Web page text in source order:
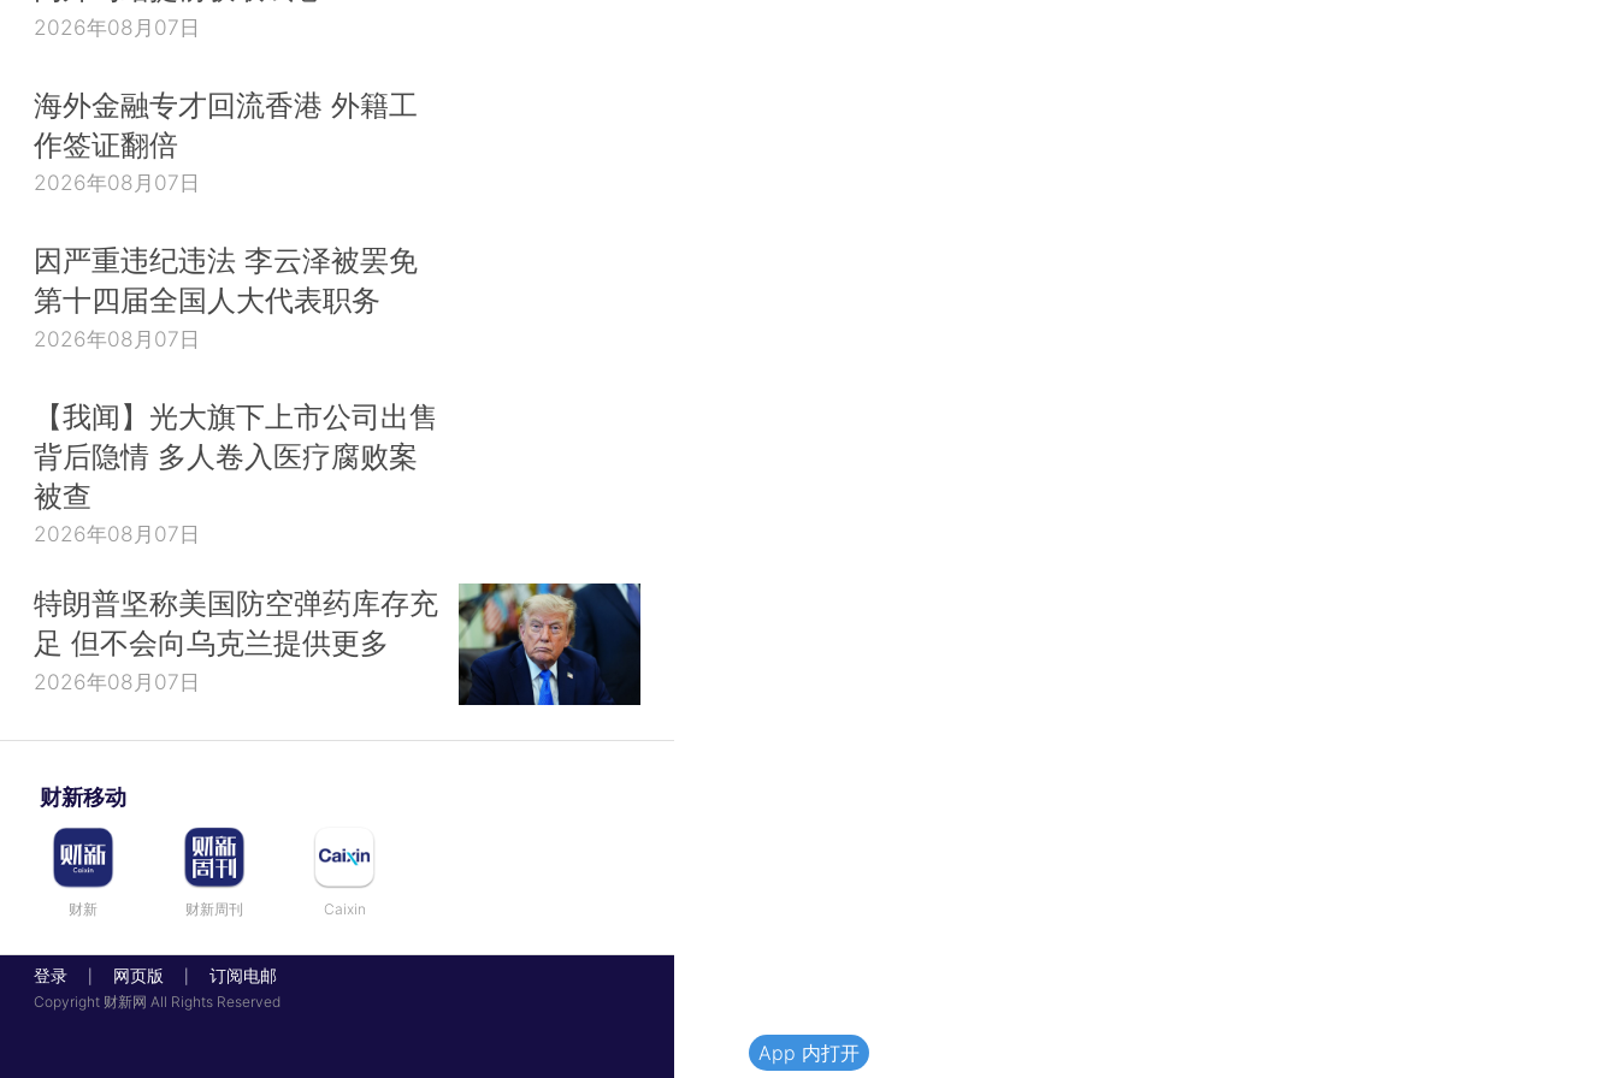
2026年08月07日
海外金融专才回流香港 外籍工
作签证翻倍
2026年08月07日
因严重违纪违法 李云泽被罢免
第十四届全国人大代表职务
2026年08月07日
【我闻】光大旗下上市公司出售
背后隐情 多人卷入医疗腐败案
被查
2026年08月07日
特朗普坚称美国防空弹药库存充
足 但不会向乌克兰提供更多
2026年08月07日
财新移动
财新 财新周刊 Caixin
登录 网页版 订阅电邮
Copyright 财新网 All Rights Reserved
App 内打开